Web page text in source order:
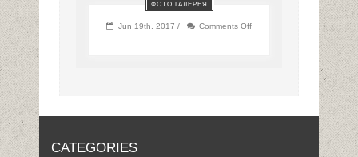
ФОТО ГАЛЕРЕЯ
Jun 19th, 2017 / Comments Off
CATEGORIES